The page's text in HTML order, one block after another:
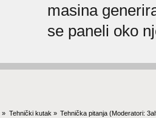
masina
se paneli oko
» Tehnički kutak » Tehnička pitanja(Moderatori: